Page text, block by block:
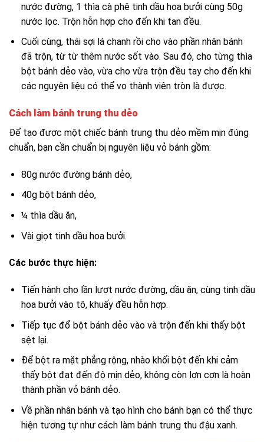
nước đường, 1 thìa cà phê tinh dầu hoa bưởi cùng 50g
nước lọc. Trộn hỗn hợp cho đến khi tan đều.
Cuối cùng, thái sợi lá chanh rồi cho vào phần nhân bánh
đã trộn, từ từ thêm nước sốt vào. Sau đó, cho từng thìa
bột bánh dẻo vào, vừa cho vừa trộn đều tay cho đến khi
các nguyên liệu có thể vo thành viên tròn là được.
Cách làm bánh trung thu dẻo
Để tạo được một chiếc bánh trung thu dẻo mềm mịn đúng
chuẩn, bạn cần chuẩn bị nguyên liệu vỏ bánh gồm:
80g nước đường bánh dẻo,
40g bột bánh dẻo,
¼ thìa dầu ăn,
Vài giọt tinh dầu hoa bưởi.
Các bước thực hiện:
Tiến hành cho lần lượt nước đường, dầu ăn, cùng tinh dầu
hoa bưởi vào tô, khuấy đều hỗn hợp.
Tiếp tục đổ bột bánh dẻo vào và trộn đến khi thấy bột
sệt lại.
Để bột ra mặt phẳng rộng, nhào khối bột đến khi cảm
thấy bột đạt đến độ mịn dẻo, không còn lợn cợn là hoàn
thành phần vỏ bánh dẻo.
Về phần nhân bánh và tạo hình cho bánh bạn có thể thực
hiện tương tự như cách làm bánh trung thu đậu xanh.